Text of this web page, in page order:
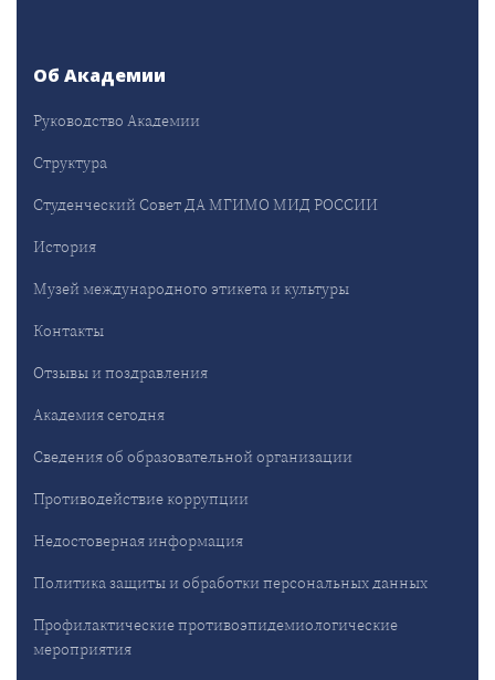
Об Академии
Руководство Академии
Структура
Студенческий Совет ДА МГИМО МИД РОССИИ
История
Музей международного этикета и культуры
Контакты
Отзывы и поздравления
Академия сегодня
Сведения об образовательной организации
Противодействие коррупции
Недостоверная информация
Политика защиты и обработки персональных данных
Профилактические противоэпидемиологические
мероприятия